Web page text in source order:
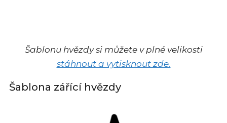
Šablonu hvězdy si můžete v plné velikosti
stáhnout a vytisknout zde.
Šablona zářící hvězdy